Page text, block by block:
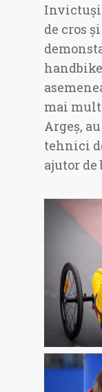
de cros
mai
Argeș,
tehnici
ajutor de